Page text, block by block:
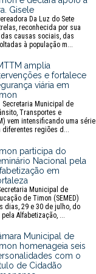
Gisele
Da Luz do Sete
reconhecida por sua
causas sociais, das
à população m...
amplia
e fortalece
viária em
Secretaria Municipal de
Transportes e
vem intensificando uma série
diferentes regiões d...
participa do
Nacional pela
em
Municipal de
de Timon (SEMED)
dias, 29 e 30 de julho, do
Alfabetização, ...
Municipal de
homenageia seis
com o
de Cidadão